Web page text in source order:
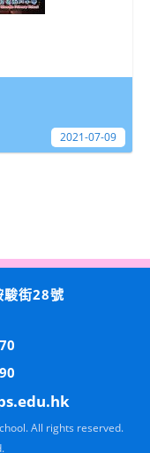
2021-07-09
駿街28號
All rights reserved.